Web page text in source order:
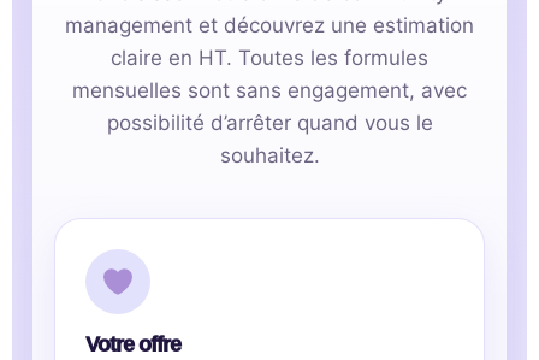
management et découvrez une estimation
claire en HT. Toutes les formules
mensuelles sont sans engagement, avec
possibilité d’arrêter quand vous le
souhaitez.
Votre offre